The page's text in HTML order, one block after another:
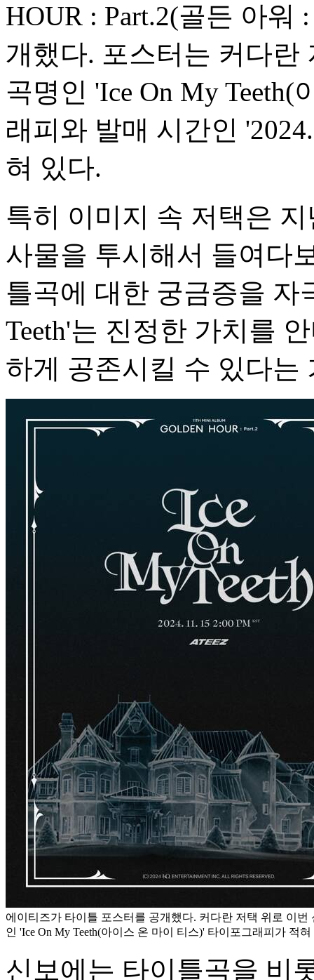
HOUR : Part.2(골든 아워
개했다. 포스터는 커다란
곡명인 'Ice On My
래피와 발매 시간인
혀 있다.
특히 이미지 속 저택은
사물을 투시해서 들여다
틀곡에 대한 궁금증을 자
Teeth'는 진정한 가치를
하게 공존시킬 수 있다는
에이티즈가 타이틀 포스터를 공개했다. 커다란 저택 위로 이번
인 'Ice On My Teeth(아이스 온 마이 티스)' 타이포그래피가 적
신보에는 타이틀곡을 비